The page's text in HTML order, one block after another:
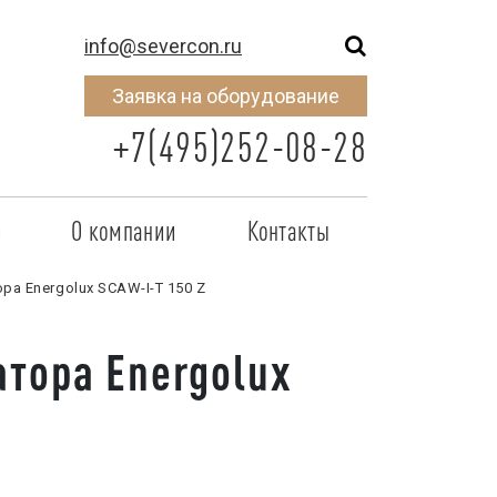
info@severcon.ru
Заявка на оборудование
+7(495)252-08-28
О компании
SEVERCON
Новости
Контакты
Energolux SCAW-I-T 150 Z
Energolux